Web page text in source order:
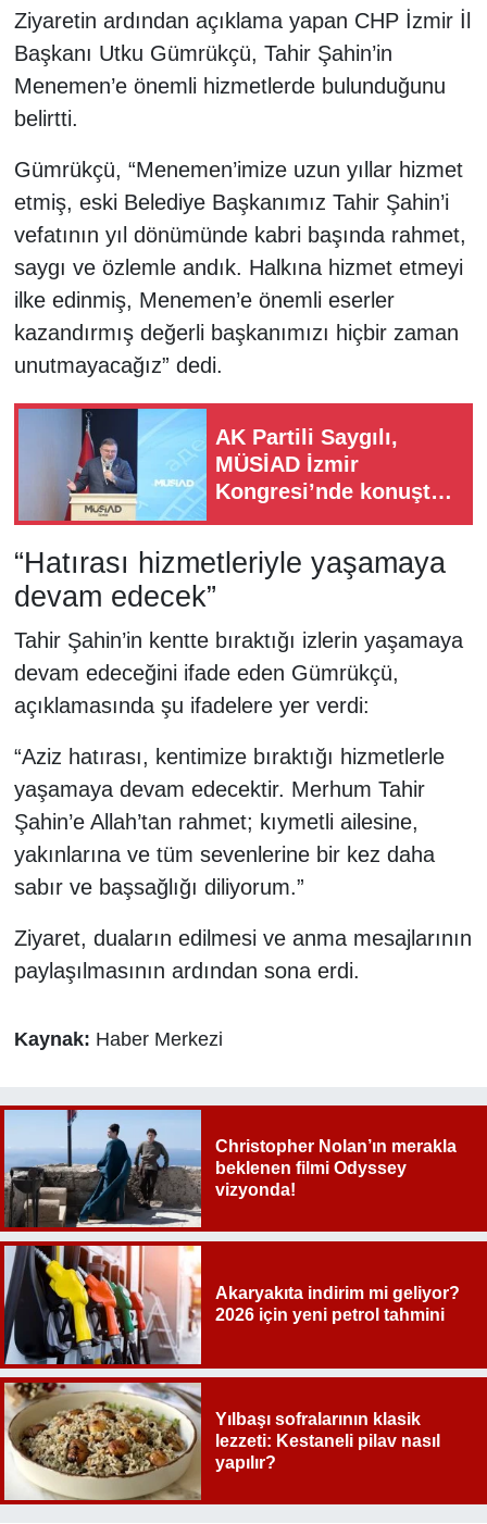
Ziyaretin ardından açıklama yapan CHP İzmir İl
Başkanı Utku Gümrükçü, Tahir Şahin’in
Menemen’e önemli hizmetlerde bulunduğunu
belirtti.
Gümrükçü, “Menemen’imize uzun yıllar hizmet
etmiş, eski Belediye Başkanımız Tahir Şahin’i
vefatının yıl dönümünde kabri başında rahmet,
saygı ve özlemle andık. Halkına hizmet etmeyi
ilke edinmiş, Menemen’e önemli eserler
kazandırmış değerli başkanımızı hiçbir zaman
unutmayacağız” dedi.
AK Partili Saygılı,
MÜSİAD İzmir
Kongresi’nde konuştu:
ekonomisinin
lokomotif şehridir
“Hatırası hizmetleriyle yaşamaya
devam edecek”
Tahir Şahin’in kentte bıraktığı izlerin yaşamaya
devam edeceğini ifade eden Gümrükçü,
açıklamasında şu ifadelere yer verdi:
“Aziz hatırası, kentimize bıraktığı hizmetlerle
yaşamaya devam edecektir. Merhum Tahir
Şahin’e Allah’tan rahmet; kıymetli ailesine,
yakınlarına ve tüm sevenlerine bir kez daha
sabır ve başsağlığı diliyorum.”
Ziyaret, duaların edilmesi ve anma mesajlarının
paylaşılmasının ardından sona erdi.
Kaynak: Haber Merkezi
Christopher Nolan’ın merakla
beklenen filmi Odyssey
vizyonda!
Akaryakıta indirim mi geliyor?
2026 için yeni petrol tahmini
Yılbaşı sofralarının klasik
lezzeti: Kestaneli pilav nasıl
yapılır?